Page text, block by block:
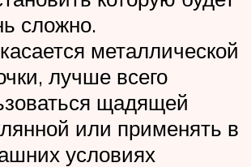
сложно.
металлической
лучше всего
щадящей
или применять в
условиях